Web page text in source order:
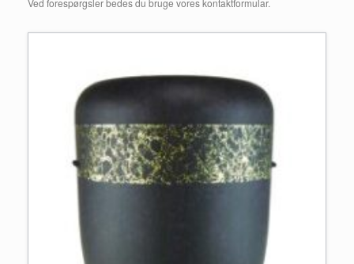
Ved forespørgsler bedes du bruge vores kontaktformular.